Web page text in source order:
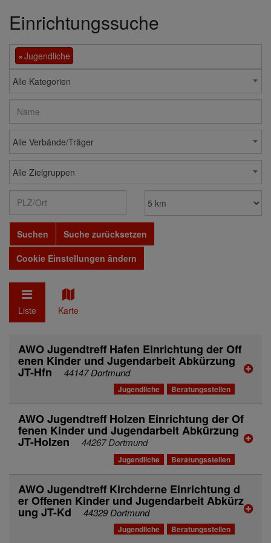
Einrichtungssuche
×Jugendliche
Alle Kategorien
Alle Verbände/Träger
Alle Zielgruppen
Suchen
Suche zurücksetzen
Cookie Einstellungen ändern
Liste Karte
AWO Jugendtreff Hafen Einrichtung der Off
enen Kinder und Jugendarbeit Abkürzung
JT-Hfn 44147 Dortmund
Jugendliche Beratungsstellen
AWO Jugendtreff Holzen Einrichtung der Of
fenen Kinder und Jugendarbeit Abkürzung
JT-Holzen 44267 Dortmund
Jugendliche Beratungsstellen
AWO Jugendtreff Kirchderne Einrichtung d
er Offenen Kinder und Jugendarbeit Abkürz
ung JT-Kd 44329 Dortmund
Jugendliche Beratungsstellen